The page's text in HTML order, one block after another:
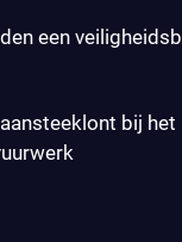
een
bij het